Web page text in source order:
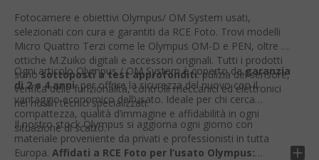
Fotocamere e obiettivi Olympus/ OM System usati,
selezionati con cura e garantiti da RCE Foto. Trovi modelli
Micro Quattro Terzi come le Olympus OM-D e PEN, oltre a
ottiche M.Zuiko digitali e accessori originali. Tutti i prodotti
sonosottoposti a test approfonditi: pulizia del sensore,
verifica delle funzionalità, controlli meccanici ed elettronici
nei nostri tecnici specializzati.
Ogni articolo Olympus / OM System è coperto dagaranzia
di 2 e 4 anni, per offrire la sicurezza del nuovo con il
vantaggio economico dell’usato. Ideale per chi cerca
compattezza, qualità d’immagine e affidabilità in ogni
situazione di scatto.
Il nostro stock Olympus si aggiorna ogni giorno con
materiale proveniente da privati e professionisti in tutta
Europa. Affidati a RCE Foto per l’usato Olympus: